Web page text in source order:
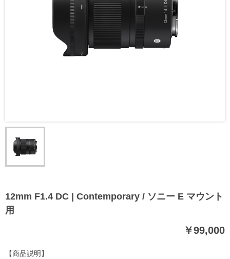
12mm F1.4 DC | Contemporary / ソニー E マウント
用
￥99,000
【商品説明】